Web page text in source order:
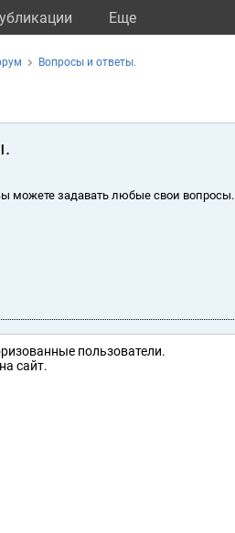
Eще
Вопросы и ответы.
можете задавать любые свои вопросы.
пользователи.
сайт.